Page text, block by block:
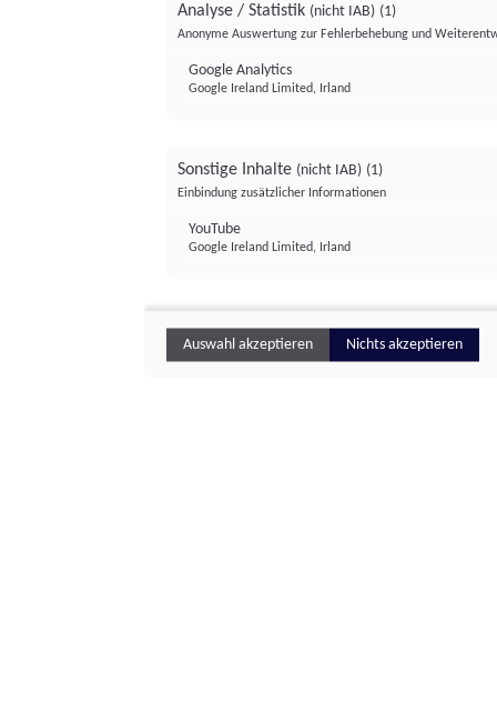
Analyse / Statistik (nicht IAB) (1)
Anonyme Auswertung zur Fehlerbehebung und
Google Analytics
Google Ireland Limited, Irland
Sonstige Inhalte (nicht IAB) (1)
Einbindung zusätzlicher Informationen
YouTube
Google Ireland Limited, Irland
Auswahl akzeptieren Nichts akzeptieren